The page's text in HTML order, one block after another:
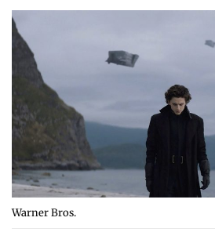
Warner Bros.